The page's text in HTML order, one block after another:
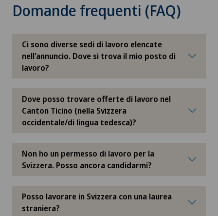
Privatklinik Siloah
Rosenklinik Rapperswil
Schmerzklinik Basel
Spital Zofingen
Domande frequenti (FAQ)
Ci sono diverse sedi di lavoro elencate
nell'annuncio. Dove si trova il mio posto di
lavoro?
Dove posso trovare offerte di lavoro nel
Canton Ticino (nella Svizzera
occidentale/di lingua tedesca)?
Non ho un permesso di lavoro per la
Svizzera. Posso ancora candidarmi?
Posso lavorare in Svizzera con una laurea
straniera?